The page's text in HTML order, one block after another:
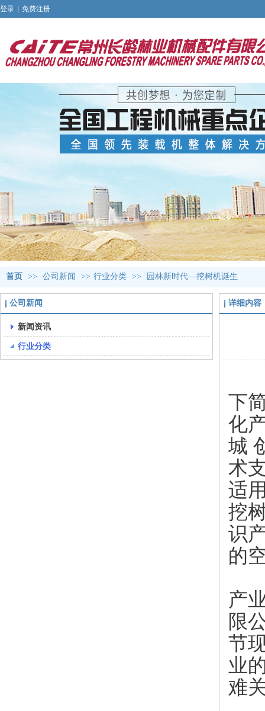
登录 免费注册
首页 >> 公司新闻 >> 行业分类 >> 园林新时代—挖树机诞生
公司新闻
新闻资讯
行业分类
详细内容
下
化
城
术
适
挖
识
的
产
限
节
业
难